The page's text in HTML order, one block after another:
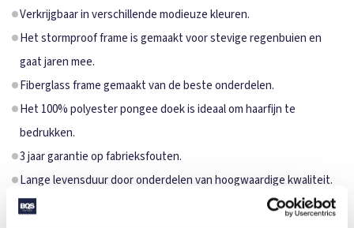
Verkrijgbaar in verschillende modieuze kleuren.
Het stormproof frame is gemaakt voor stevige regenbuien en
gaat jaren mee.
Fiberglass frame gemaakt van de beste onderdelen.
Het 100% polyester pongee doek is ideaal om haarfijn te
bedrukken.
3 jaar garantie op fabrieksfouten.
Lange levensduur door onderdelen van hoogwaardige kwaliteit.